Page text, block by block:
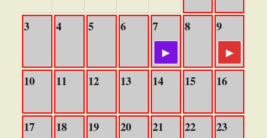
3 4 5 6 7 8 9
10 11 12 13 14 15 16
17 18 19 20 21 22 23